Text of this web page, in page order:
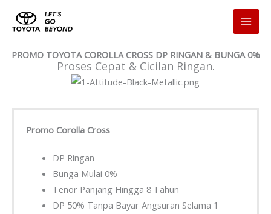
PROMO TOYOTA COROLLA CROSS DP RINGAN & BUNGA 0%
Proses Cepat & Cicilan Ringan.
Promo Corolla Cross
DP Ringan
Bunga Mulai 0%
Tenor Panjang Hingga 8 Tahun
DP 50% Tanpa Bayar Angsuran Selama 1